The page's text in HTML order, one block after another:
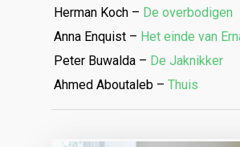
Herman Koch – De overbodigen
Anna Enquist – Het einde van
Peter Buwalda – De Jaknikker
Ahmed Aboutaleb –Thuis